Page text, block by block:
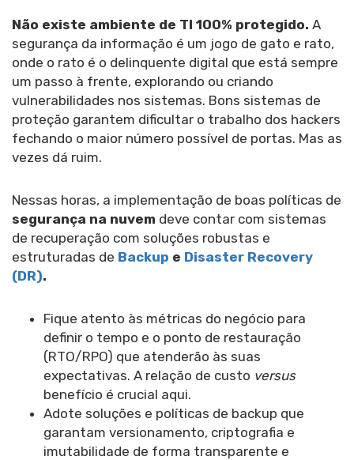
Não existe ambiente de TI 100% protegido. A
segurança da informação é um jogo de gato e rato,
onde o rato é o delinquente digital que está sempre
um passo à frente, explorando ou criando
vulnerabilidades nos sistemas. Bons sistemas de
proteção garantem dificultar o trabalho dos hackers
fechando o maior número possível de portas. Mas as
vezes dá ruim.
Nessas horas, a implementação de boas políticas de
segurança na nuvem deve contar com sistemas
de recuperação com soluções robustas e
estruturadas de Backup e Disaster Recovery
(DR).
Fique atento às métricas do negócio para
definir o tempo e o ponto de restauração
(RTO/RPO) que atenderão às suas
expectativas. A relação de custo versus
benefício é crucial aqui.
Adote soluções e políticas de backup que
garantam versionamento, criptografia e
imutabilidade de forma transparente e